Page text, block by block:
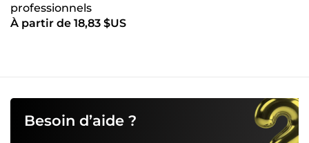
professionnels
À partir de 18,83 $US
Besoin d’aide ?